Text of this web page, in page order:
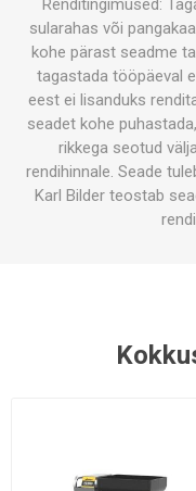
Renditingimused:
sularahas või
kohe pärast seadme
tagastada tööpäeval
eest ei lisanduks
seadet kohe
rikkega seotud
rendihinnale. Seade
Karl Bilder teostab